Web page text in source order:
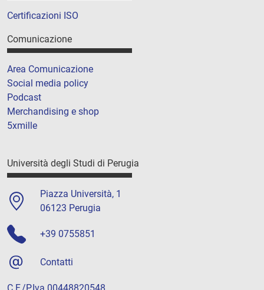
Certificazioni ISO
Comunicazione
Area Comunicazione
Social media policy
Podcast
Merchandising e shop
5xmille
Università degli Studi di Perugia
Piazza Università, 1
06123 Perugia
+39 0755851
Contatti
C.F./P.Iva 00448820548